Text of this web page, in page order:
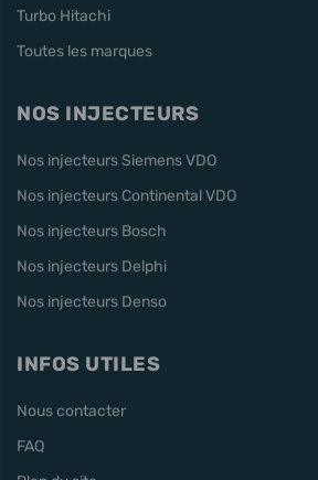
Turbo Hitachi
Toutes les marques
NOS INJECTEURS
Nos injecteurs Siemens VDO
Nos injecteurs Continental VDO
Nos injecteurs Bosch
Nos injecteurs Delphi
Nos injecteurs Denso
INFOS UTILES
Nous contacter
FAQ